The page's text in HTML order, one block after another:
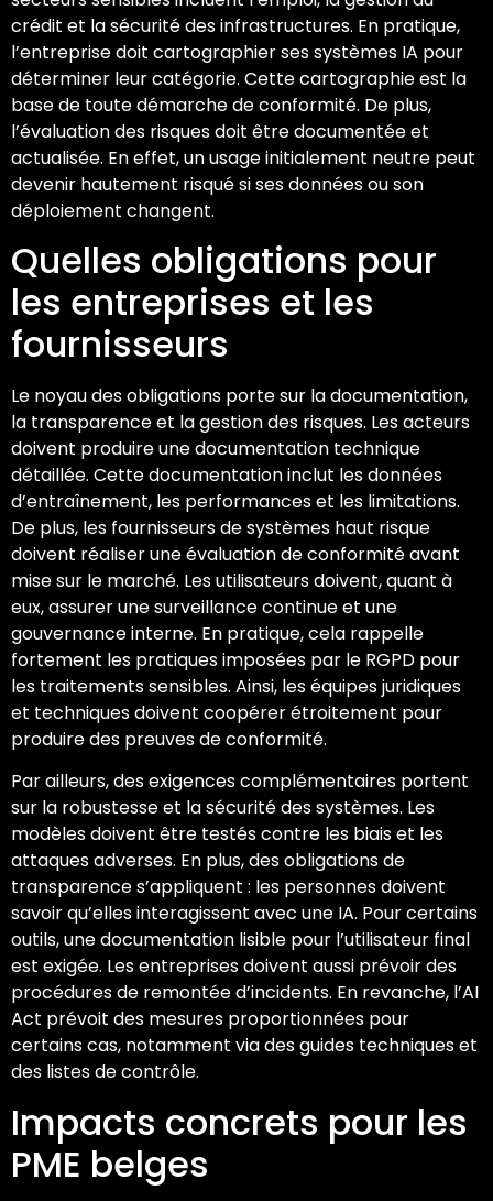
crédit et la sécurité des infrastructures. En pratique,
l’entreprise doit cartographier ses systèmes IA pour
déterminer leur catégorie. Cette cartographie est la
base de toute démarche de conformité. De plus,
l’évaluation des risques doit être documentée et
actualisée. En effet, un usage initialement neutre peut
devenir hautement risqué si ses données ou son
déploiement changent.
Quelles obligations pour
les entreprises et les
fournisseurs
Le noyau des obligations porte sur la documentation,
la transparence et la gestion des risques. Les acteurs
doivent produire une documentation technique
détaillée. Cette documentation inclut les données
d’entraînement, les performances et les limitations.
De plus, les fournisseurs de systèmes haut risque
doivent réaliser une évaluation de conformité avant
mise sur le marché. Les utilisateurs doivent, quant à
eux, assurer une surveillance continue et une
gouvernance interne. En pratique, cela rappelle
fortement les pratiques imposées par le RGPD pour
les traitements sensibles. Ainsi, les équipes juridiques
et techniques doivent coopérer étroitement pour
produire des preuves de conformité.
Par ailleurs, des exigences complémentaires portent
sur la robustesse et la sécurité des systèmes. Les
modèles doivent être testés contre les biais et les
attaques adverses. En plus, des obligations de
transparence s’appliquent : les personnes doivent
savoir qu’elles interagissent avec une IA. Pour certains
outils, une documentation lisible pour l’utilisateur final
est exigée. Les entreprises doivent aussi prévoir des
procédures de remontée d’incidents. En revanche, l’AI
Act prévoit des mesures proportionnées pour
certains cas, notamment via des guides techniques et
des listes de contrôle.
Impacts concrets pour les
PME belges